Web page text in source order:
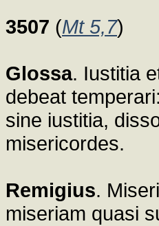
3507 (Mt 5,7)
Glossa. Iustitia
debeat
sine iustitia,
misericordes.
Remigius.
miseriam quasi